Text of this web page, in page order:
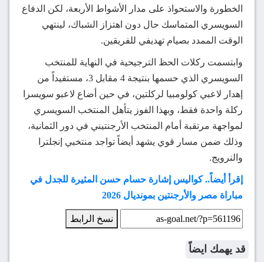
الخطورة والاستحواذ على مدار الأشواط الأربعة، لكن الدفاع
السويسري المتماسك حال دون اهتزاز الشباك، لينتهي
الوقت الممدد بصيام تهديفي للفريقين.
وابتسمت ركلات الحظ الترجيحية في النهاية للمنتخب
السويسري الذي حسمها بنتيجة 4 مقابل 3، مستفيداً من
إهدار لاعبي كولومبيا لركلتين، في حين أضاع لاعبو سويسرا
ركلة واحدة فقط، وبهذا الفوز يتأهل المنتخب السويسري
لمواجهة مرتقبة أمام المنتخب الأرجنتيني في دور الثمانية،
وذلك ضمن مسار قوي يشهد أيضاً تواجد منتخبي إنجلترا
والنرويج.
إقرأ أيضاً.. كواليس إشارة حسام حسن المثيرة للجدل في
مباراة مصر والأرجنتين بمونديال 2026
نسخ الرابط
قد يهمك ايضاً